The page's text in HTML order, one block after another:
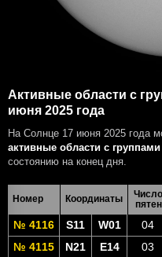
Активные области с
июня 2025 года
На Солнце 17 июня 2025 года
активные области с группами
состоянию на конец дня.
Номер Координаты
Число
пятен
№ 4116 S11 W01 04
№ 4115
N21 E14 03